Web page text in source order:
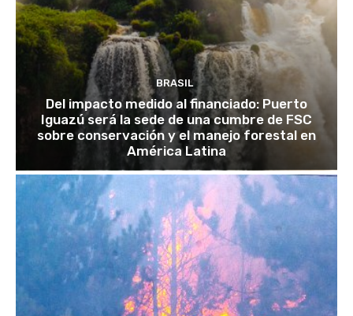
BRASIL
Del impacto medido al financiado: Puerto
Iguazú será la sede de una cumbre de FSC
sobre conservación y el manejo forestal en
América Latina